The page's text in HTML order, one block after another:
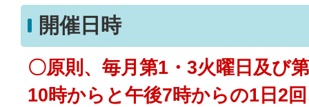
開催日時
〇原則、毎月第1・3火曜日及び
10時からと午後7時からの1日2